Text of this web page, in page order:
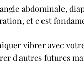
abdominale,
et c'est
vibrer avec
d'autres futures